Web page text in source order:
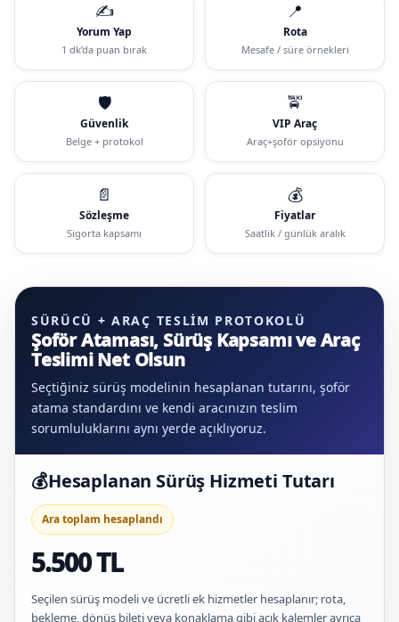
✍️
Yorum Yap
1 dk’da puan bırak
📍
Rota
Mesafe / süre örnekleri
🛡️
Güvenlik
Belge + protokol
🚖
VIP Araç
Araç+şoför opsiyonu
📄
Sözleşme
Sigorta kapsamı
💰
Fiyatlar
Saatlik / günlük aralık
SÜRÜCÜ + ARAÇ TESLIM PROTOKOLÜ
Şoför Ataması, Sürüş Kapsamı ve Araç
Teslimi Net Olsun
Seçtiğiniz sürüş modelinin hesaplanan tutarını, şoför
atama standardını ve kendi aracınızın teslim
sorumluluklarını aynı yerde açıklıyoruz.
💰Hesaplanan Sürüş Hizmeti Tutarı
Ara toplam hesaplandı
5.500 TL
Seçilen sürüş modeli ve ücretli ek hizmetler hesaplanır; rota,
bekleme, dönüş bileti veya konaklama gibi açık kalemler ayrıca